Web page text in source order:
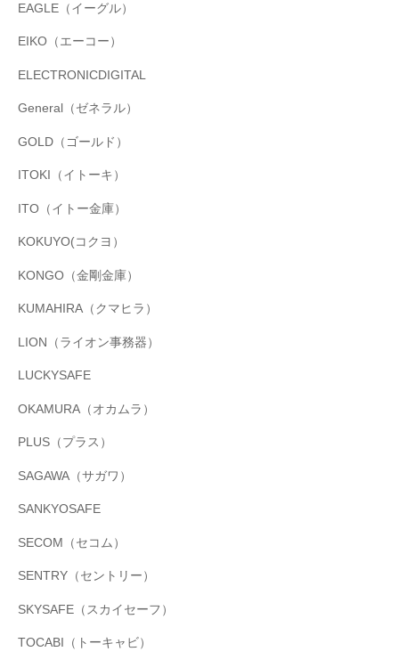
EAGLE（イーグル）
EIKO（エーコー）
ELECTRONICDIGITAL
General（ゼネラル）
GOLD（ゴールド）
ITOKI（イトーキ）
ITO（イトー金庫）
KOKUYO(コクヨ）
KONGO（金剛金庫）
KUMAHIRA（クマヒラ）
LION（ライオン事務器）
LUCKYSAFE
OKAMURA（オカムラ）
PLUS（プラス）
SAGAWA（サガワ）
SANKYOSAFE
SECOM（セコム）
SENTRY（セントリー）
SKYSAFE（スカイセーフ）
TOCABI（トーキャビ）